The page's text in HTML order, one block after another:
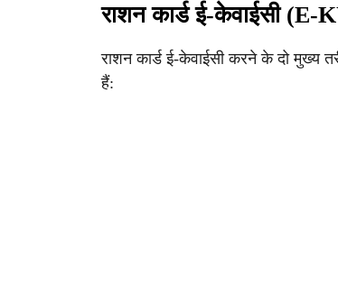
राशन कार्ड ई-केवाईसी
राशन कार्ड ई-केवाईसी करने के दो मुख्य
हैं: